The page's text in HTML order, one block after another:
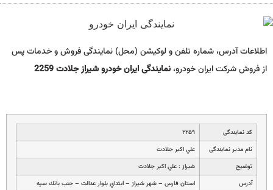
اطلاعات آدرس، شماره تلفن و لوکیشن (محل) نمایندگی فروش و خدمات پس
از فروش شرکت ایران خودرو،نمایندگی ایران خودرو شیراز جلادت 2259
کد نمایندگی
۲۲۵۹
نام مدیر نمایندگی
علي اكبر جلادت
توضیح
شيراز : علي اكبر جلادت
آدرس
استان فارس – شهر شيراز – ابتداي بلوار عدالت – جنب بانك سپه